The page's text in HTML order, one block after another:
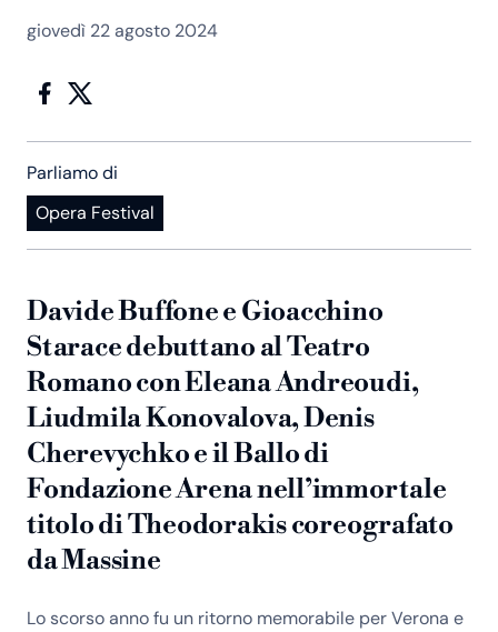
giovedì 22 agosto 2024
Parliamo di
Opera Festival
Davide Buffone e Gioacchino
Starace debuttano al Teatro
Romano con Eleana Andreoudi,
Liudmila Konovalova, Denis
Cherevychko e il Ballo di
Fondazione Arena nell’immortale
titolo di Theodorakis coreografato
da Massine
Lo scorso anno fu un ritorno memorabile per Verona e